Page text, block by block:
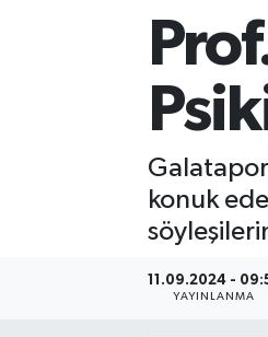
konuk
11.09.2024 -
YAYINLANMA